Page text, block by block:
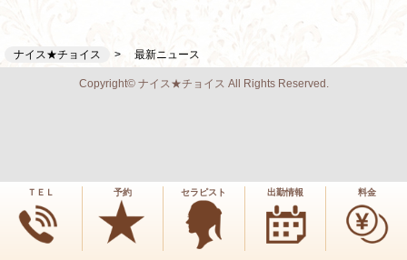
ＴＥＬ 予約 セラピスト 出勤情報 料金
ナイス★チョイス 最新ニュース
Copyright© ナイス★チョイス All Rights Reserved.